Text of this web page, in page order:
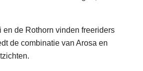
de Rothorn vinden freeriders
de combinatie van Arosa en